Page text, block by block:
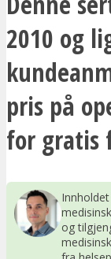
2010 og
pris på
for gratis
og